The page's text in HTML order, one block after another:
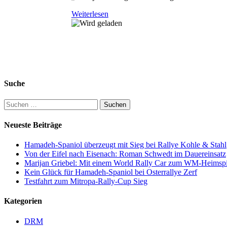
Weiterlesen
Suche
Suchen
nach:
Neueste Beiträge
Hamadeh-Spaniol überzeugt mit Sieg bei Rallye Kohle & Stahl
Von der Eifel nach Eisenach: Roman Schwedt im Dauereinsatz
Marijan Griebel: Mit einem World Rally Car zum WM-
Kein Glück für Hamadeh-Spaniol bei Osterrallye Zerf
Testfahrt zum Mitropa-Rally-Cup Sieg
Kategorien
DRM